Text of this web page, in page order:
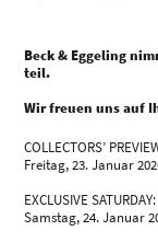
Beck & Eggeling
teil.
Wir freuen uns auf
COLLECTORS’
Freitag, 23. Januar
EXCLUSIVE SATURDAY:
Samstag, 24. Januar